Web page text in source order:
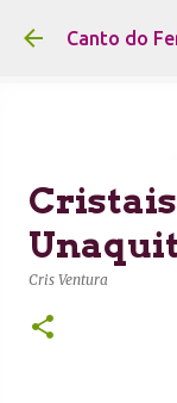
Canto do
Cristais
Cris Ventura